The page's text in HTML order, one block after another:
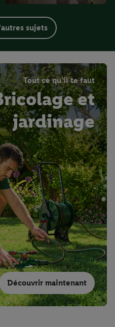
sujets
Tout ce qu’il te faut
et
jardinage
Découvrir maintenant